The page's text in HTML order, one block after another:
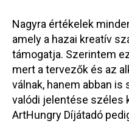
Nagyra értékelek
amely a hazai kreatív
támogatja. Szerintem
mert a tervezők és az
válnak, hanem abban is
valódi jelentése széles
ArtHungry Díjátadó